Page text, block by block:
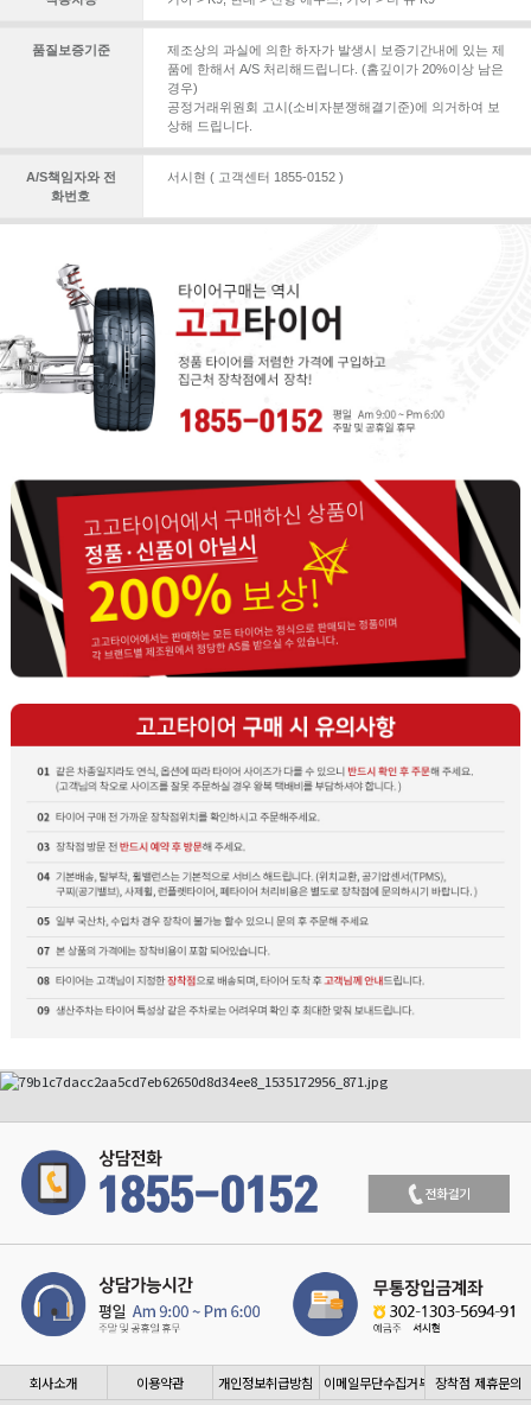
품질보증기준
제조상의 과실에 의한 하자가 발생시 보증기간내에 있는 제
품에 한해서 A/S 처리해드립니다. (홈깊이가 20%이상 남은
경우)
공정거래위원회 고시(소비자분쟁해결기준)에 의거하여 보
상해 드립니다.
A/S책임자와 전
화번호
서시현 ( 고객센터 1855-0152 )
회사소개 이용약관 개인정보취급방침 이메일무단수집거부 장착점 제휴문의